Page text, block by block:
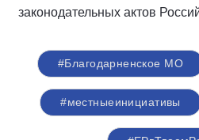
законодательных актов
#Благодарненское МО
#местныеинициативы